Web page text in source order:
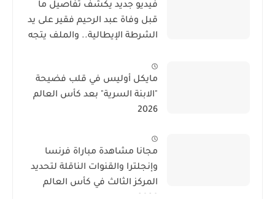
فيديو جديد يكشف تفاصيل ما
قبل وفاة عبد الرحيم فقير على يد
الشرطة الإيطالية.. والملف يتجه
مايكل أوليس في قلب فضيحة
"الابنة السرية" بعد كأس العالم
2026
مجانا مشاهدة مباراة فرنسا
وإنجلترا والقنوات الناقلة لتحديد
المركز الثالث في كأس العالم